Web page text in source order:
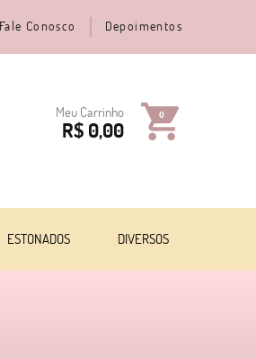
Fale Conosco Depoimentos
Meu Carrinho 0
R$ 0,00
ESTONADOS DIVERSOS